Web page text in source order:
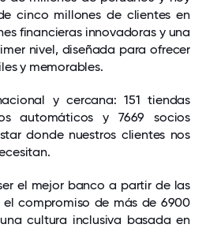
cinco millones de clientes en
financieras innovadoras y una
nivel, diseñada para ofrecer
y memorables.
y cercana: 151 tiendas
automáticos y 7669 socios
donde nuestros clientes nos
el mejor banco a partir de las
el compromiso de más de 6900
cultura inclusiva basada en